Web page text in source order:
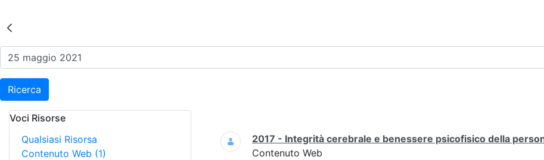
Risultati della Ricerca - Eventi
Ricerca
Voci Risorse
Qualsiasi Risorsa
Contenuto Web (1)
Ricerca
2017 - Integrità cerebrale e benessere psicofisico della
Contenuto Web